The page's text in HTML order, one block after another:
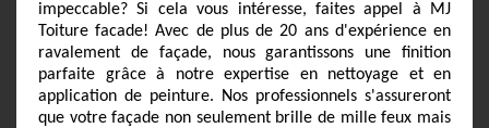
impeccable? Si cela vous intéresse, faites appel à MJ
Toiture facade! Avec de plus de 20 ans d'expérience en
ravalement de façade, nous garantissons une finition
parfaite grâce à notre expertise en nettoyage et en
application de peinture. Nos professionnels s'assureront
que votre façade non seulement brille de mille feux mais